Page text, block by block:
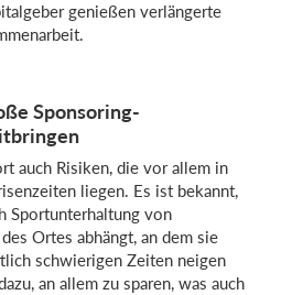
genießen verlängerte
Sponsoring-
auch Risiken, die vor allem in
liegen. Es ist bekannt,
Sportunterhaltung von
Ortes abhängt, an dem sie
schwierigen Zeiten neigen
an allem zu sparen, was auch